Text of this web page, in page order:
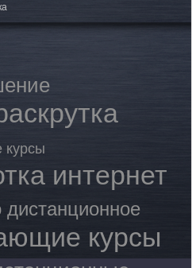
курсы
интернет
дистанционное
курсы